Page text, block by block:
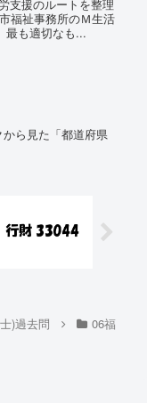
支援のルートを整理
福祉事務所のＭ生活
最も適切なも...
ら見た「都道府県
)過去問
06福